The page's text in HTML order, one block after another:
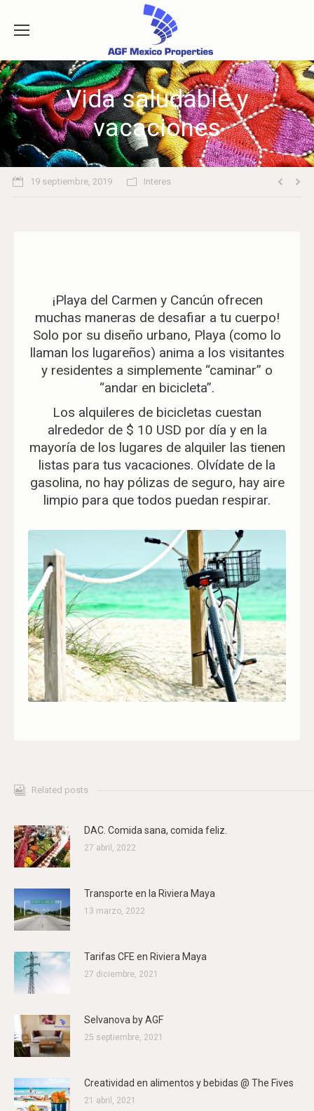
Vida saludable y
vacaciones
19 septiembre, 2019 Interes
¡Playa del Carmen y Cancún ofrecen
muchas maneras de desafiar a tu cuerpo!
Solo por su diseño urbano, Playa (como lo
llaman los lugareños) anima a los visitantes
y residentes a simplemente “caminar” o
“andar en bicicleta”.
Los alquileres de bicicletas cuestan
alrededor de $ 10 USD por día y en la
mayoría de los lugares de alquiler las tienen
listas para tus vacaciones. Olvídate de la
gasolina, no hay pólizas de seguro, hay aire
limpio para que todos puedan respirar.
Related posts
DAC. Comida sana, comida feliz.
27 abril, 2022
Transporte en la Riviera Maya
13 marzo, 2022
Tarifas CFE en Riviera Maya
27 diciembre, 2021
Selvanova by AGF
25 septiembre, 2021
Creatividad en alimentos y bebidas @ The Fives
21 abril, 2021